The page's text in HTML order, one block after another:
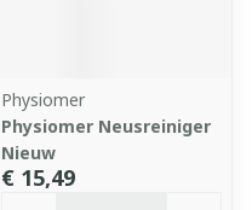
Physiomer
Physiomer Neusreiniger
Nieuw
€ 15,49